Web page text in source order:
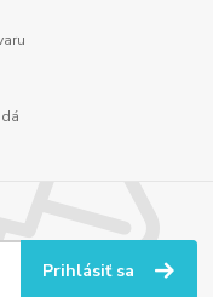
Prihlásiť sa